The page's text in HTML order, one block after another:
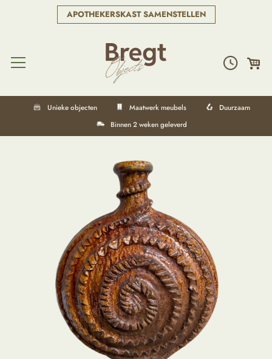
APOTHEKERSKAST SAMENSTELLEN
Unieke objecten Maatwerk meubels
Duurzaam
Binnen 2 weken geleverd